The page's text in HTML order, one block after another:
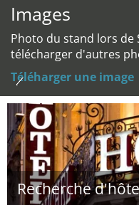
Images
Photo du stand lors de
télécharger d'autres
Téléharger une image
Recherche